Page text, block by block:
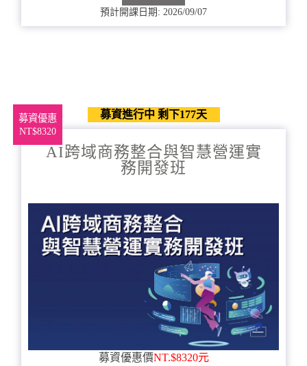
預計開課日期: 2026/09/07
募資優惠
NT$8320
募資進行中 剩下177天
AI跨域商務整合與智慧營運實
務開發班
募資優惠價NT.$8320元